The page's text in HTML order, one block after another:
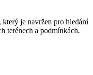
je navržen pro hledání
terénech a podmínkách.